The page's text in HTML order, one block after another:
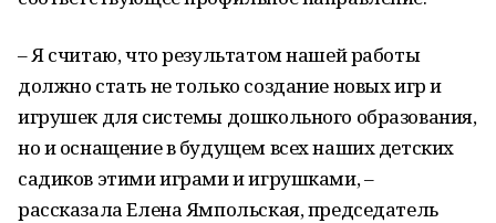
– Я считаю, что результатом нашей работы
должно стать не только создание новых игр и
игрушек для системы дошкольного образования,
но и оснащение в будущем всех наших детских
садиков этими играми и игрушками, –
рассказала Елена Ямпольская, председатель